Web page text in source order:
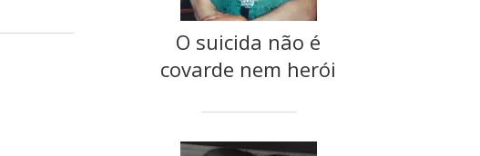
O suicida não é
covarde nem herói